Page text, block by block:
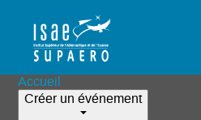
Accueil
Créer un événement